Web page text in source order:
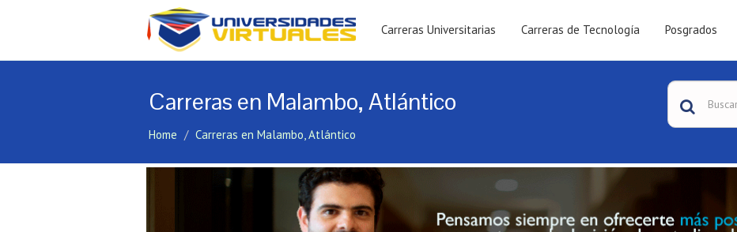
Carreras Universitarias Carreras de Tecnología Posgrados
Carreras en Malambo, Atlántico
Home Carreras en Malambo, Atlántico